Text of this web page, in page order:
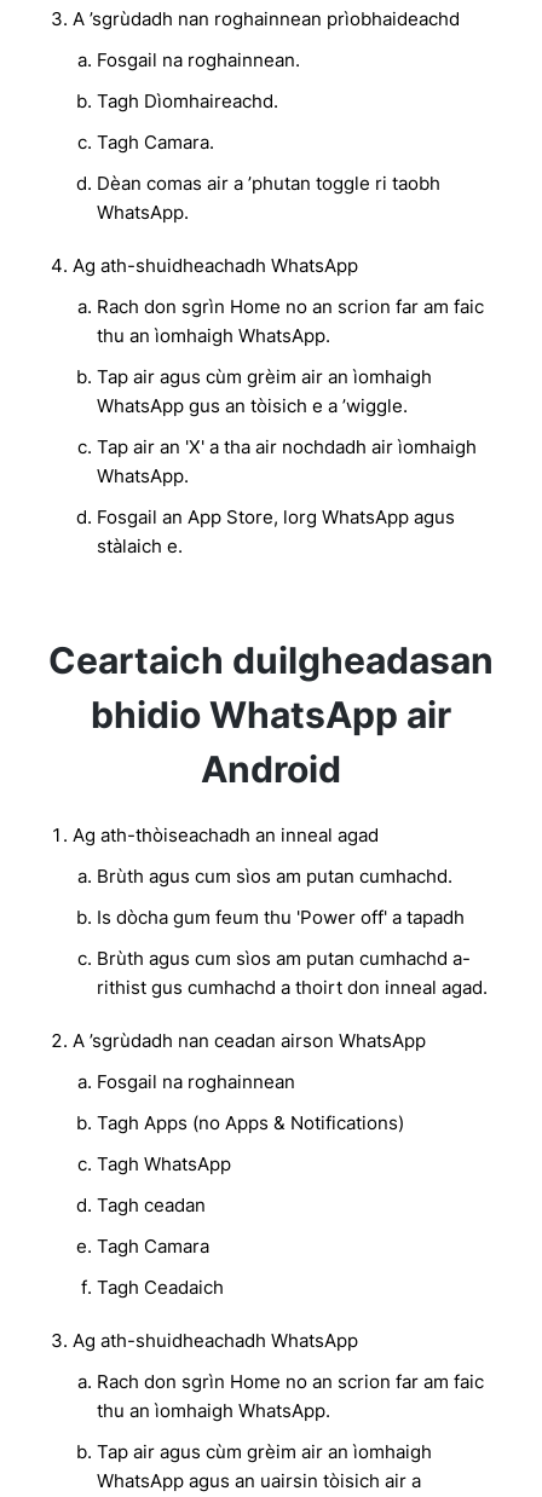
A ’sgrùdadh nan roghainnean prìobhaideachd
Fosgail na roghainnean.
Tagh Dìomhaireachd.
Tagh Camara.
Dèan comas air a ’phutan toggle ri taobh
WhatsApp.
Ag ath-shuidheachadh WhatsApp
Rach don sgrìn Home no an scrion far am faic
thu an ìomhaigh WhatsApp.
Tap air agus cùm grèim air an ìomhaigh
WhatsApp gus an tòisich e a ’wiggle.
Tap air an 'X' a tha air nochdadh air ìomhaigh
WhatsApp.
Fosgail an App Store, lorg WhatsApp agus
stàlaich e.
Ceartaich duilgheadasan
bhidio WhatsApp air
Android
Ag ath-thòiseachadh an inneal agad
Brùth agus cum sìos am putan cumhachd.
Is dòcha gum feum thu 'Power off' a tapadh
Brùth agus cum sìos am putan cumhachd a-
rithist gus cumhachd a thoirt don inneal agad.
A ’sgrùdadh nan ceadan airson WhatsApp
Fosgail na roghainnean
Tagh Apps (no Apps & Notifications)
Tagh WhatsApp
Tagh ceadan
Tagh Camara
Tagh Ceadaich
Ag ath-shuidheachadh WhatsApp
Rach don sgrìn Home no an scrion far am faic
thu an ìomhaigh WhatsApp.
Tap air agus cùm grèim air an ìomhaigh
WhatsApp agus an uairsin tòisich air a